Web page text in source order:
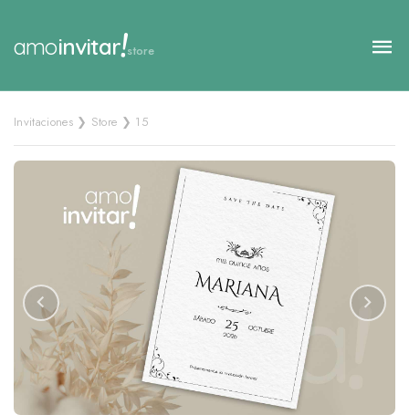
amoinvitar!store
Invitaciones ❯ Store ❯ 15